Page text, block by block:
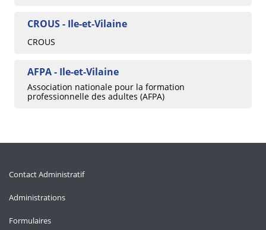
CROUS - Ile-et-Vilaine
CROUS
AFPA - Ile-et-Vilaine
Association nationale pour la formation
professionnelle des adultes (AFPA)
Contact Administratif
Administrations
Formulaires